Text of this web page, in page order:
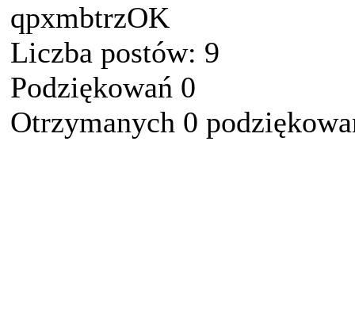
qpxmbtrzOK
Liczba postów: 9
Podziękowań 0
Otrzymanych 0